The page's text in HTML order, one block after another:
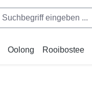
Oolong Rooibostee